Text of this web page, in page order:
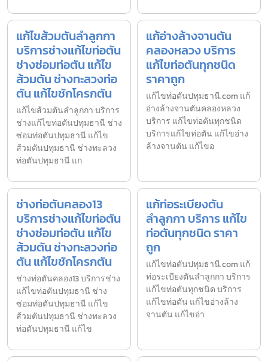
แก้ไขส้วมตันลำลูกกา
บริการช่างแก้ไขท่อตัน
ช่างซ่อมท่อตัน แก้ไข
ส้วมตัน ช่างทะลวงท่อ
ตัน แก้ไขชักโครกตัน
แก้ไขส้วมตันลำลูกกา บริการ
ช่างแก้ไขท่อตันปทุมธานี ช่าง
ซ่อมท่อตันปทุมธานี แก้ไข
ส้วมตันปทุมธานี ช่างทะลวง
ท่อตันปทุมธานี แก
แก้อ่างล้างจานตัน
คลองหลวง บริการ
แก้ไขท่อตันทุกชนิด
ราคาถูก
แก้ไขท่อตันปทุมธานี.com แก้
อ่างล้างจานตันคลองหลวง
บริการ แก้ไขท่อตันทุกชนิด
บริการแก้ไขท่อตัน แก้ไขอ่าง
ล้างจานตัน แก้ไขอ
ช่างท่อตันคลอง13
บริการช่างแก้ไขท่อตัน
ช่างซ่อมท่อตัน แก้ไข
ส้วมตัน ช่างทะลวงท่อ
ตัน แก้ไขชักโครกตัน
ช่างท่อตันคลอง13 บริการช่าง
แก้ไขท่อตันปทุมธานี ช่าง
ซ่อมท่อตันปทุมธานี แก้ไข
ส้วมตันปทุมธานี ช่างทะลวง
ท่อตันปทุมธานี แก้ไข
แก้ท่อระเบียงตัน
ลำลูกกา บริการ แก้ไข
ท่อตันทุกชนิด ราคา
ถูก
แก้ไขท่อตันปทุมธานี.com แก้
ท่อระเบียงตันลำลูกกา บริการ
แก้ไขท่อตันทุกชนิด บริการ
แก้ไขท่อตัน แก้ไขอ่างล้าง
จานตัน แก้ไขอ่า